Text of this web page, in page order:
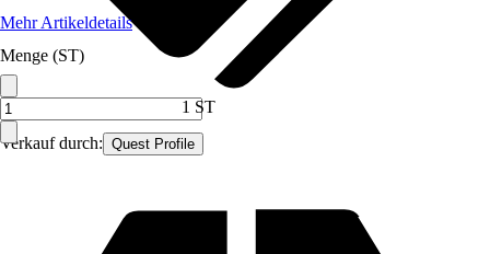
Verkauf durch: Quest Profile
Mehr Artikeldetails
Menge (ST)
1 ST